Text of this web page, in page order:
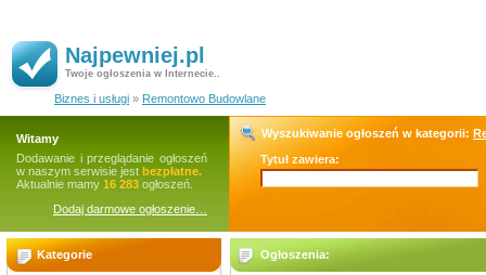
Najpewniej.pl
Twoje ogłoszenia w Internecie..
Biznes i usługi » Remontowo Budowlane
Witamy
Dodawanie i przeglądanie ogłoszeń
w naszym serwisie jest bezpłatne.
Aktualnie mamy 16 283 ogłoszeń.
Dodaj darmowe ogłoszenie…
Wyszukiwanie ogłoszeń w kategorii:
Tytuł zawiera:
Kategorie Ogłoszenia: